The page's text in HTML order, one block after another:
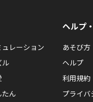
ュレーション
ル
ん
ヘルプ
あそび方
ヘルプ
利用規約
プライバ